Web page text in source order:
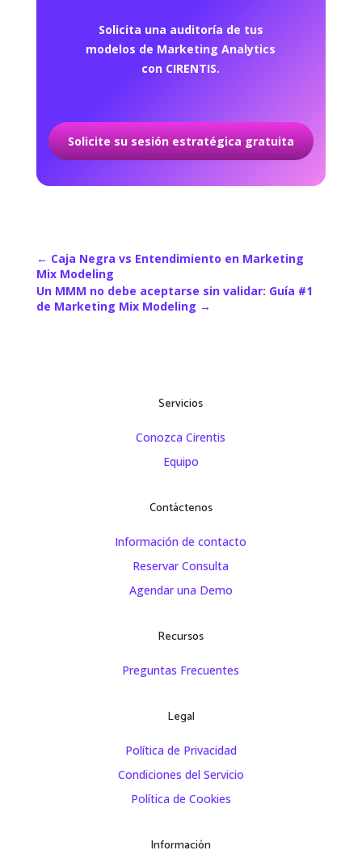
Solicita una auditoría de tus
modelos de Marketing Analytics
con CIRENTIS.
Solicite su sesión estratégica gratuita
← Caja Negra vs Entendimiento en Marketing
Mix Modeling
Un MMM no debe aceptarse sin validar: Guía #1
de Marketing Mix Modeling →
Servicios
Conozca Cirentis
Equipo
Contáctenos
Información de contacto
Reservar Consulta
Agendar una Demo
Recursos
Preguntas Frecuentes
Legal
Política de Privacidad
Condiciones del Servicio
Política de Cookies
Información